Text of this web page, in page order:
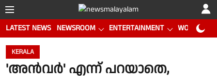
LATEST NEWS NEWSROOM ENTERTAINMENT WORLD CUP
KERALA
'അന്‍വർ' എന്ന് പറയാതെ,